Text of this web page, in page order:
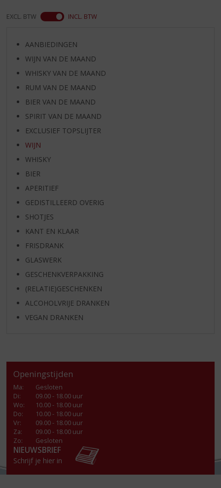
EXCL. BTW INCL. BTW
AANBIEDINGEN
WIJN VAN DE MAAND
WHISKY VAN DE MAAND
RUM VAN DE MAAND
BIER VAN DE MAAND
SPIRIT VAN DE MAAND
EXCLUSIEF TOPSLIJTER
WIJN
WHISKY
BIER
APERITIEF
GEDISTILLEERD OVERIG
SHOTJES
KANT EN KLAAR
FRISDRANK
GLASWERK
GESCHENKVERPAKKING
(RELATIE)GESCHENKEN
ALCOHOLVRIJE DRANKEN
VEGAN DRANKEN
Openingstijden
Ma:
Gesloten
Di:
09.00 - 18.00 uur
Wo:
10.00 - 18.00 uur
Do:
10.00 - 18.00 uur
Vr:
09.00 - 18.00 uur
Za:
09.00 - 18.00 uur
Zo:
Gesloten
NIEUWSBRIEF
Schrijf je hier in